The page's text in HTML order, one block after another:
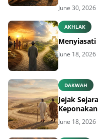
June 30, 2026
AKHLAK
June 18, 2026
DAKWAH
Jejak
June 18, 2026